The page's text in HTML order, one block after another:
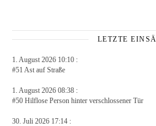
LETZTE
1. August 2026 10:10 :
#51 Ast auf Straße
1. August 2026 08:38 :
#50 Hilflose Person hinter verschlossener Tür
30. Juli 2026 17:14 :